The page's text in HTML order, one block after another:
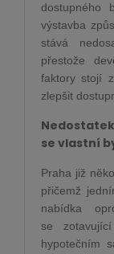
dostupného
výstavba
stává
přestože
faktory stojí
zlepšit
se vlastní
Praha již
přičemž
nabídka
se
hypotečním